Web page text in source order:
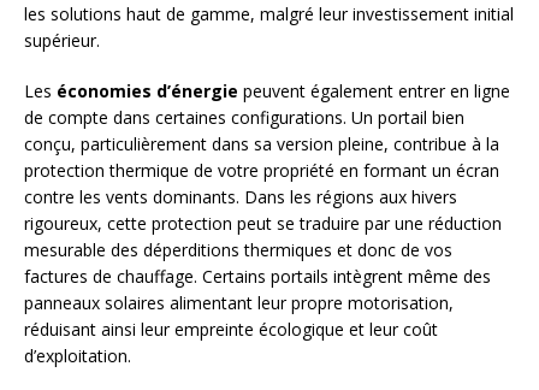
les solutions haut de gamme, malgré leur investissement initial
supérieur.
Les économies d’énergie peuvent également entrer en ligne
de compte dans certaines configurations. Un portail bien
conçu, particulièrement dans sa version pleine, contribue à la
protection thermique de votre propriété en formant un écran
contre les vents dominants. Dans les régions aux hivers
rigoureux, cette protection peut se traduire par une réduction
mesurable des déperditions thermiques et donc de vos
factures de chauffage. Certains portails intègrent même des
panneaux solaires alimentant leur propre motorisation,
réduisant ainsi leur empreinte écologique et leur coût
d’exploitation.